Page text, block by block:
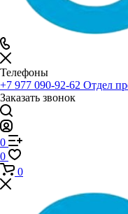
Телефоны
+7 977 090-92-62 Отдел
Заказать звонок
0
0
0